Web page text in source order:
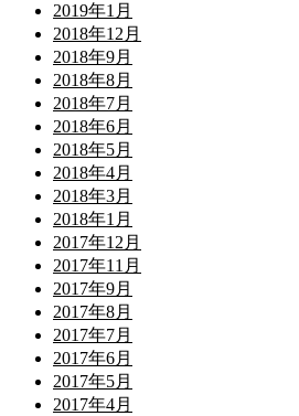
2019年1月
2018年12月
2018年9月
2018年8月
2018年7月
2018年6月
2018年5月
2018年4月
2018年3月
2018年1月
2017年12月
2017年11月
2017年9月
2017年8月
2017年7月
2017年6月
2017年5月
2017年4月